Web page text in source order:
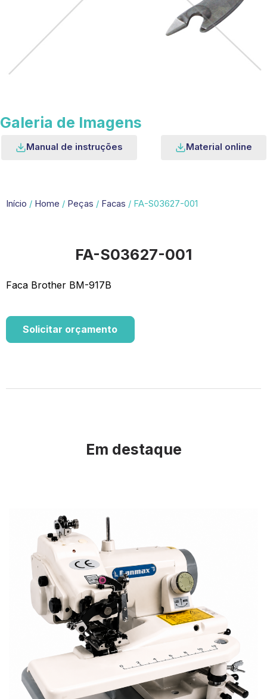
Galeria de Imagens
Manual de instruções Material online
Início / Home / Peças / Facas / FA-S03627-001
FA-S03627-001
Faca Brother BM-917B
Solicitar orçamento
Em destaque